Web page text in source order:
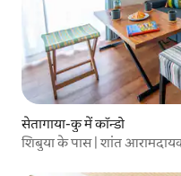
सेतागाया-कु में कॉन्डो
शिबुया के पास | शांत